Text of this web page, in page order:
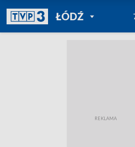
ŁÓDŹPOWRÓT DO
TVP REGIONY